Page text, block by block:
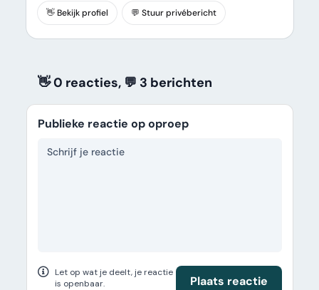
👋 Bekijk profiel 💬 Stuur privébericht
👋 0 reacties, 💬 3 berichten
Publieke reactie op oproep
Let op wat je deelt, je reactie
is openbaar.
Plaats reactie